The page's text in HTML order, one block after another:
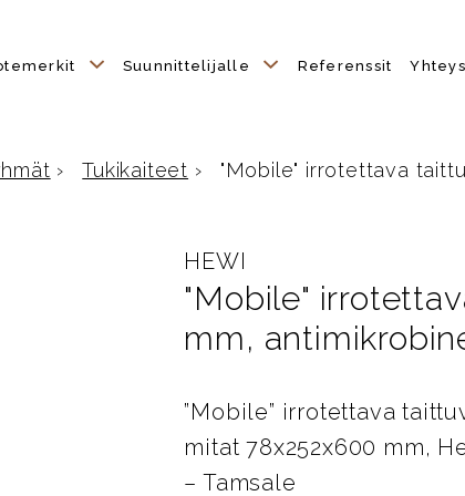
Suunnittelijalle Referenssit
› Tukikaiteet › "Mobile" irrotettava
HEWI
"Mobile"
mm,
”Mobile” irrotettava
mitat 78x252x600 mm,
– Tamsale